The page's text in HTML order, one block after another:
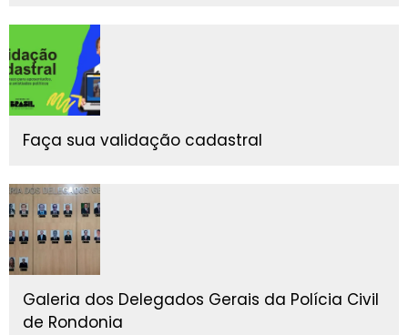
Faça sua validação cadastral
Galeria dos Delegados Gerais da Polícia Civil
de Rondonia